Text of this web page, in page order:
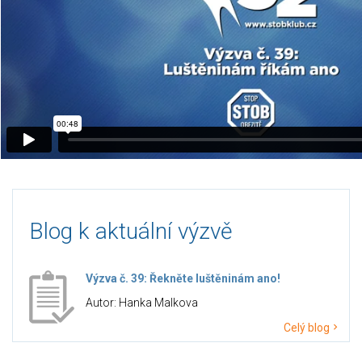
Blog k aktuální výzvě
Výzva č. 39: Řekněte luštěninám ano!
Autor: Hanka Malkova
Celý blog